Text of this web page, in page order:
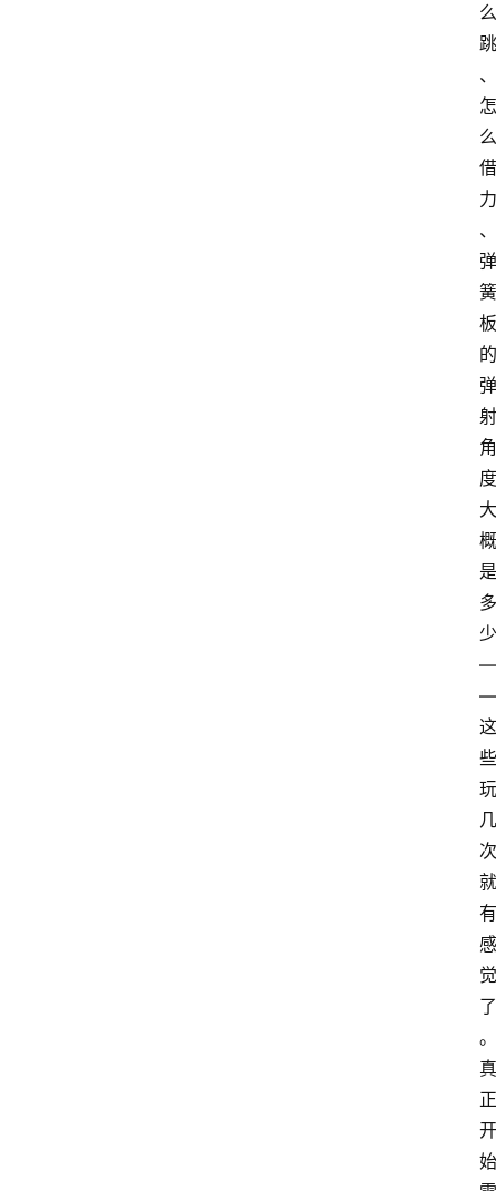
么
跳
、
怎
么
借
力
、
弹
簧
板
的
弹
射
角
度
大
概
是
多
少
—
—
这
些
玩
几
次
就
有
感
觉
了
。
真
正
开
始